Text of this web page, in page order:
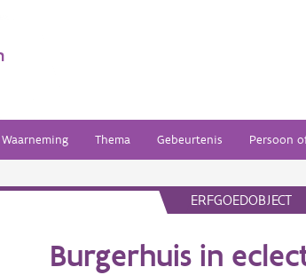
Waarneming Thema Gebeurtenis Persoon
ERFGOEDOBJECT
Burgerhuis in